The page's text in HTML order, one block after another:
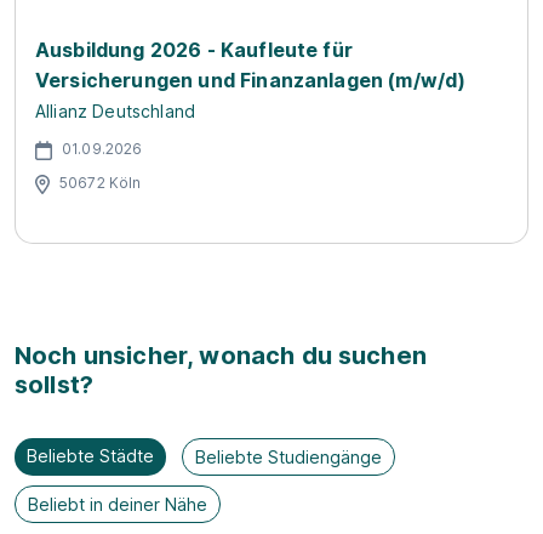
Ausbildung 2026 - Kaufleute für
Versicherungen und Finanzanlagen (m/w/d)
Allianz Deutschland
01.09.2026
50672 Köln
Noch unsicher, wonach du suchen
sollst?
Beliebte Städte Beliebte Studiengänge
Beliebt in deiner Nähe